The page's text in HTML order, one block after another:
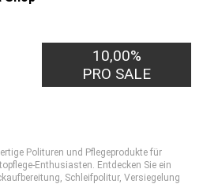
10,00%
PRO SALE
Polituren und Pflegeprodukte für
Enthusiasten. Entdecken Sie ein
Schleifpolitur, Versiegelung